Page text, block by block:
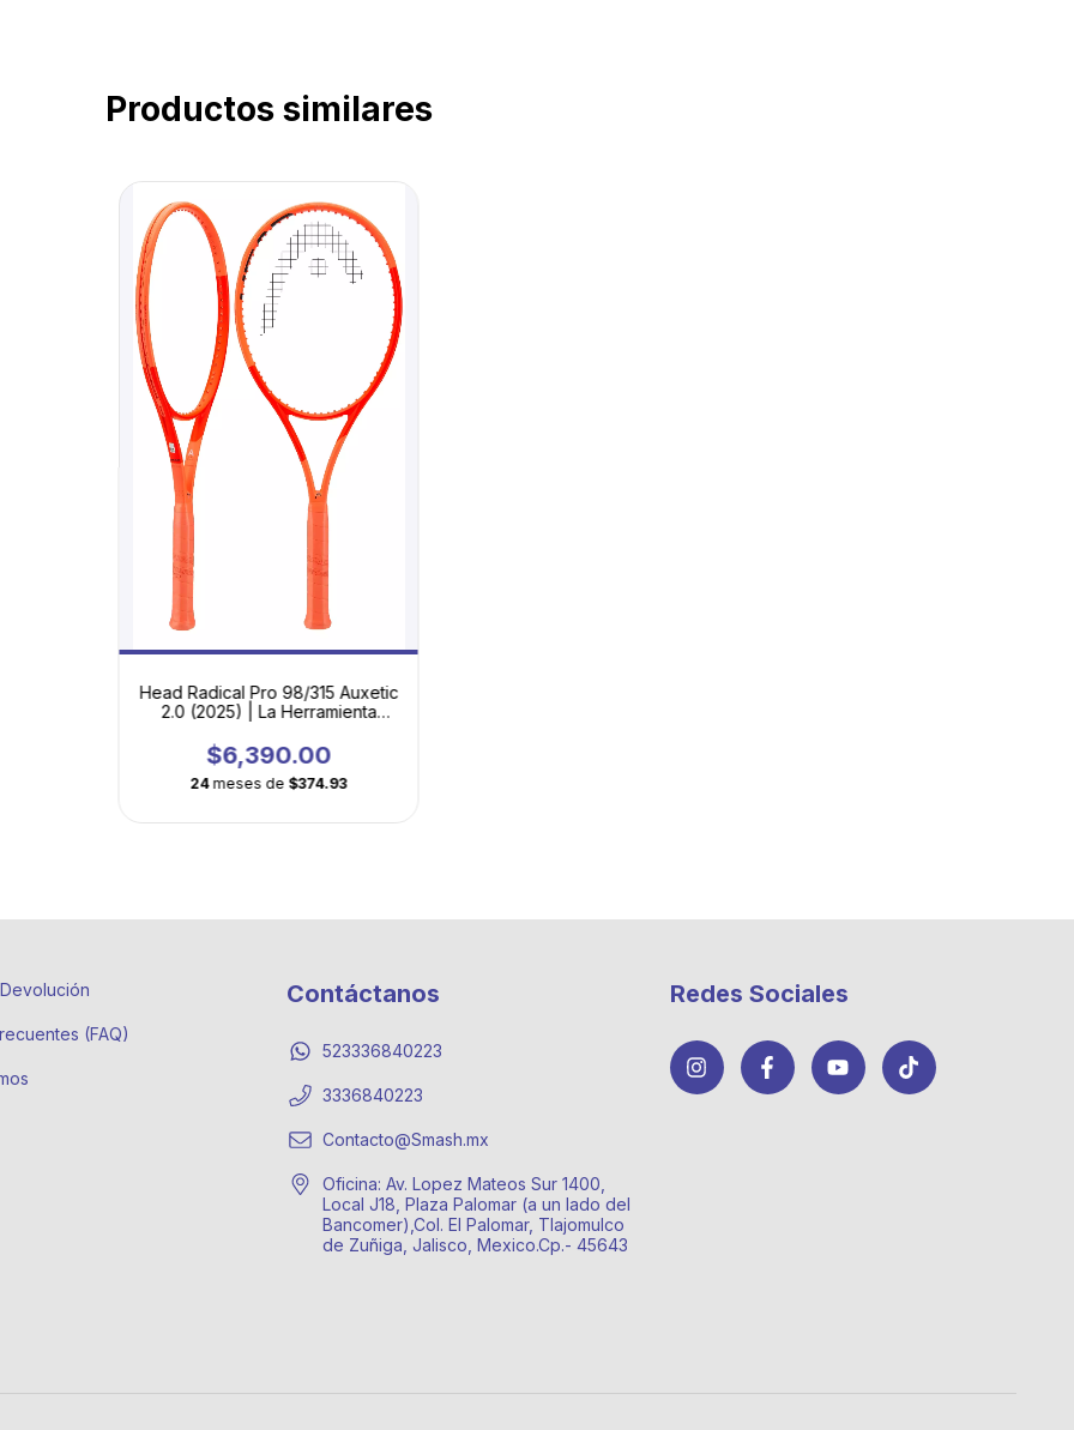
Productos similares
Head Radical Pro 98/315 Auxetic
2.0 (2025) | La Herramienta
$6,390.00
24 meses de $374.93
(FAQ)
Contáctanos
523336840223
3336840223
Contacto@Smash.mx
Oficina: Av. Lopez Mateos Sur 1400,
Local J18, Plaza Palomar (a un lado del
Bancomer),Col. El Palomar, Tlajomulco
de Zuñiga, Jalisco, Mexico.Cp.- 45643
Redes Sociales